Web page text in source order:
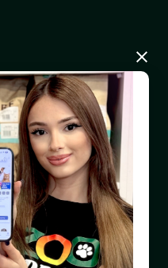
×